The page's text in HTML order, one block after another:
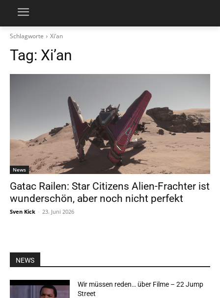
Schlagworte Xi’an
Tag: Xi’an
News
Gatac Railen: Star Citizens Alien-Frachter ist
wunderschön, aber noch nicht perfekt
Sven Kick - 23. Juni 2026
NEWS
Wir müssen reden… über Filme – 22 Jump
Street